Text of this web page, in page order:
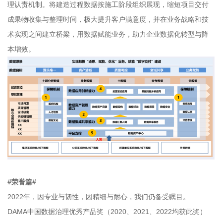
理认责机制。将建造过程数据按施工阶段组织展现，缩短项目交付
成果物收集与整理时间，极大提升客户满意度，并在业务战略和技
术实现之间建立桥梁，用数据赋能业务，助力企业数据化转型与降
本增效。
#荣誉篇#
2022年，因专业与韧性，因精细与耐心，我们仍备受瞩目。
DAMA中国数据治理优秀产品奖（2020、2021、2022均获此奖）